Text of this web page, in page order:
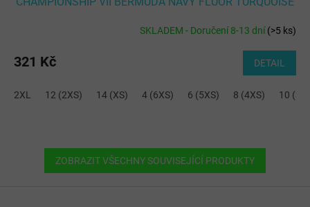
SKLADEM - Doručení 8-13 dní(>5 ks)
321 Kč DETAIL
2XL 12 (2XS) 14 (XS) 4 (6XS) 6 (5XS) 8 (4XS) 10
ZOBRAZIT VŠECHNY SOUVISEJÍCÍ PRODUKTY